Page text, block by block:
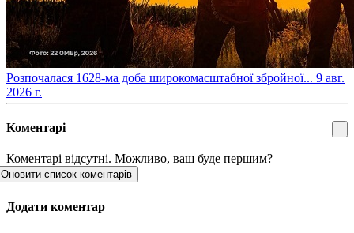
​Розпочалася 1628-ма доба широкомасштабної збройної... 9 авг.
2026 г.
Коментарі
Коментарі відсутні. Можливо, ваш буде першим?
Оновити список коментарів
Додати коментар